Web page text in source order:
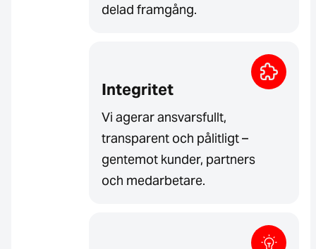
delad framgång.
Integritet
Vi agerar ansvarsfullt,
transparent och pålitligt –
gentemot kunder, partners
och medarbetare.